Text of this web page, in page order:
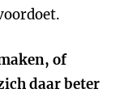
of
daar beter